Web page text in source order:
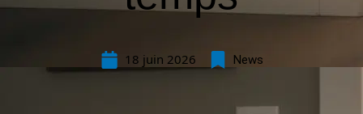
18 juin 2026 News